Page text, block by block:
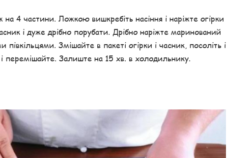
на 4 частини. Ложкою вишкребіть насіння і наріжте огірки
і дуже дрібно порубати. Дрібно наріжте маринований
Змішайте в пакеті огірки і часник, посоліть і
перемішайте. Залиште на 15 хв. в холодильнику.